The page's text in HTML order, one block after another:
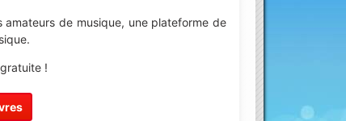
de musique, une plateforme de
!